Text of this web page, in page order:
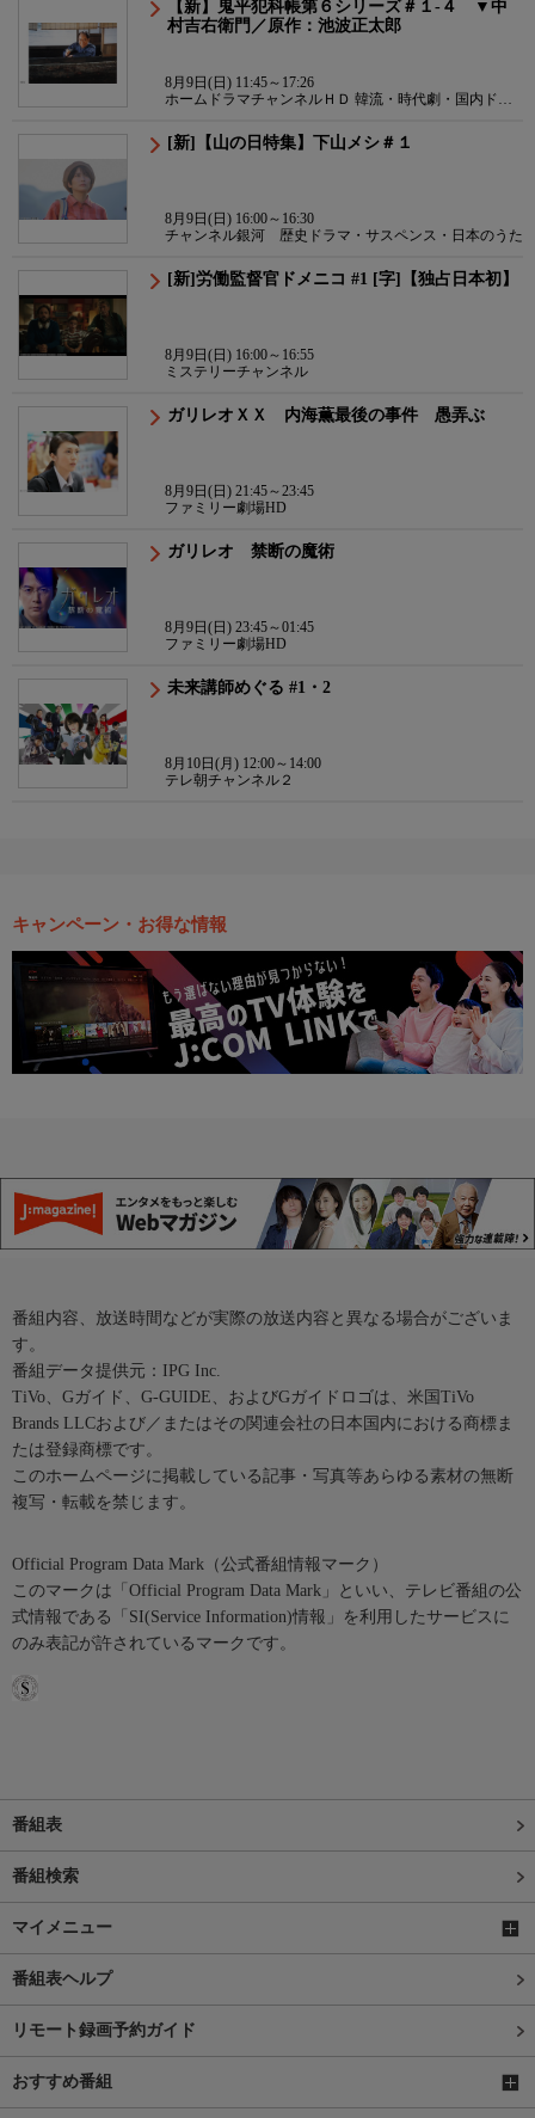
【新】鬼平犯科帳第６シリーズ＃１-４ ▼中
村吉右衛門／原作：池波正太郎
8月9日(日) 11:45～17:26
ホームドラマチャンネルＨＤ 韓流・時代劇・国内ドラ
[新]【山の日特集】下山メシ＃１
8月9日(日) 16:00～16:30
チャンネル銀河 歴史ドラマ・サスペンス・日本のうた
[新]労働監督官ドメニコ #1 [字]【独占日本初】
8月9日(日) 16:00～16:55
ミステリーチャンネル
ガリレオＸＸ 内海薫最後の事件 愚弄ぶ
8月9日(日) 21:45～23:45
ファミリー劇場HD
ガリレオ 禁断の魔術
8月9日(日) 23:45～01:45
ファミリー劇場HD
未来講師めぐる #1・2
8月10日(月) 12:00～14:00
テレ朝チャンネル２
キャンペーン・お得な情報
番組内容、放送時間などが実際の放送内容と異なる場合がございま
す。
番組データ提供元：IPG Inc.
TiVo、Gガイド、G-GUIDE、およびGガイドロゴは、米国TiVo
Brands LLCおよび／またはその関連会社の日本国内における商標ま
たは登録商標です。
このホームページに掲載している記事・写真等あらゆる素材の無断
複写・転載を禁じます。
Official Program Data Mark（公式番組情報マーク）
このマークは「Official Program Data Mark」といい、テレビ番組の公
式情報である「SI(Service Information)情報」を利用したサービスに
のみ表記が許されているマークです。
番組表
番組検索
マイメニュー
番組表ヘルプ
リモート録画予約ガイド
おすすめ番組